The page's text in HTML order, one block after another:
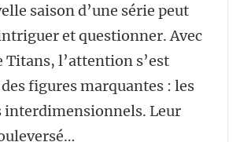
saison d’une série peut
et questionner. Avec
Titans, l’attention s’est
figures marquantes : les
interdimensionnels. Leur